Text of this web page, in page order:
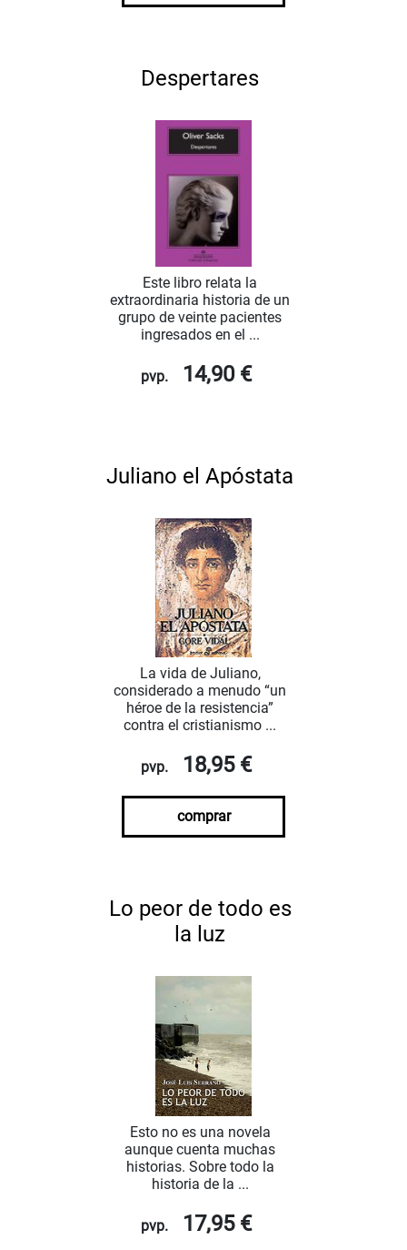
Despertares
Este libro relata la
extraordinaria historia de un
grupo de veinte pacientes
ingresados en el ...
pvp. 14,90 €
Juliano el Apóstata
La vida de Juliano,
considerado a menudo “un
héroe de la resistencia”
contra el cristianismo ...
pvp. 18,95 €
comprar
Lo peor de todo es
la luz
Esto no es una novela
aunque cuenta muchas
historias. Sobre todo la
historia de la ...
pvp. 17,95 €